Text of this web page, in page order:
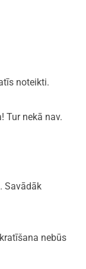
noteikti.
Tur nekā nav.
Savādāk
nebūs